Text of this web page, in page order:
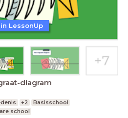
diagram
+2
Basisschool
school
LessonUp